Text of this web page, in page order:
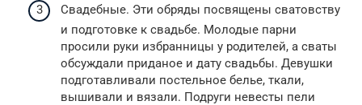
Свадебные. Эти обряды посвящены сватовству
и подготовке к свадьбе. Молодые парни
просили руки избранницы у родителей, а сваты
обсуждали приданое и дату свадьбы. Девушки
подготавливали постельное белье, ткали,
вышивали и вязали. Подруги невесты пели